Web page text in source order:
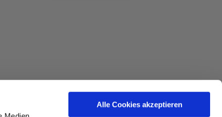
Alle Cookies akzeptieren